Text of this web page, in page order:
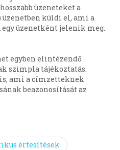
üzeneteket a
küldi el, ami a
üzenetként jelenik meg.
egyben elintézendő
szimpla tájékoztatás.
ami a címzetteknek
beazonosítását az
értesítések